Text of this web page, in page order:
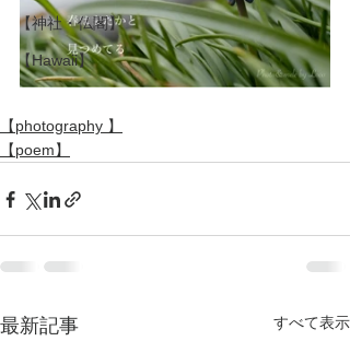
【神社・仏閣】
【Hawaii】
【photography 】
【poem】
最新記事 すべて表示